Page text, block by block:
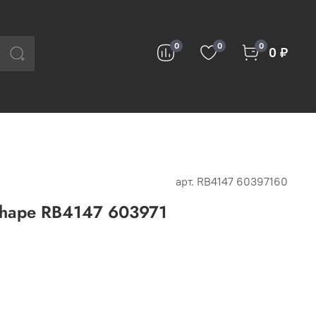
0 0 0 0 ₽
арт. RB4147 60397160
RB4147 603971